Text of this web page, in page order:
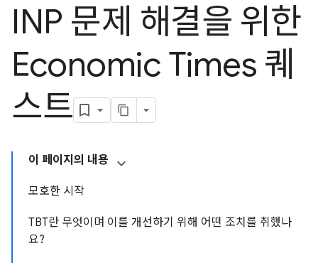
INP 문제 해결을 위한
Economic Times 퀘
스트
이 페이지의 내용
모호한 시작
TBT란 무엇이며 이를 개선하기 위해 어떤 조치를 취했나
요?